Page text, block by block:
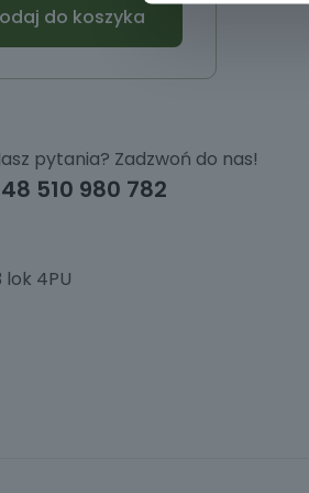
do koszyka
510 980 782
pytania? Zadzwoń do nas!
lok 4PU